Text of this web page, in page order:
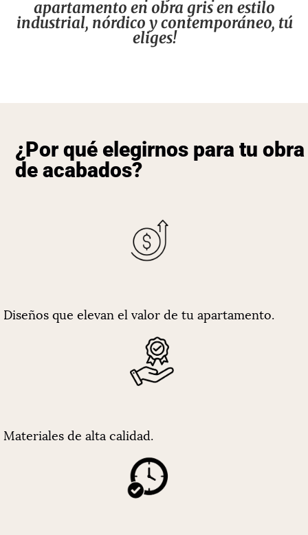
apartamento en obra gris en estilo
industrial, nórdico y contemporáneo, tú
eliges!
¿Por qué elegirnos para tu obra
de acabados?
Diseños que elevan el valor de tu apartamento.
Materiales de alta calidad.